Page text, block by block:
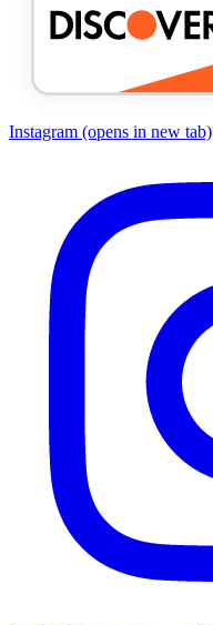
Instagram (opens in new tab)